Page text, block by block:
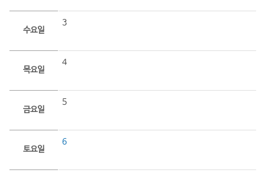
수요일
3
목요일
4
금요일
5
토요일
6